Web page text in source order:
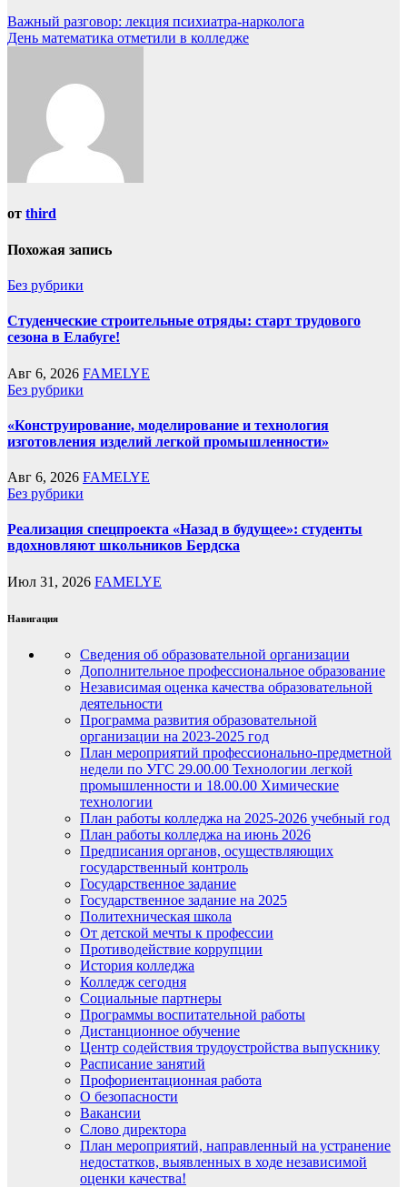
Важный разговор: лекция психиатра-нарколога
День математика отметили в колледже
от third
Похожая запись
Без рубрики
Студенческие строительные отряды: старт трудового
сезона в Елабуге!
Авг 6, 2026 FAMELYE
Без рубрики
«Конструирование, моделирование и технология
изготовления изделий легкой промышленности»
Авг 6, 2026 FAMELYE
Без рубрики
Реализация спецпроекта «Назад в будущее»: студенты
вдохновляют школьников Бердска
Июл 31, 2026 FAMELYE
Навигация
Сведения об образовательной организации
Дополнительное профессиональное образование
Независимая оценка качества образовательной
деятельности
Программа развития образовательной
организации на 2023-2025 год
План мероприятий профессионально-предметной
недели по УГС 29.00.00 Технологии легкой
промышленности и 18.00.00 Химические
технологии
План работы колледжа на 2025-2026 учебный год
План работы колледжа на июнь 2026
Предписания органов, осуществляющих
государственный контроль
Государственное задание
Государственное задание на 2025
Политехническая школа
От детской мечты к профессии
Противодействие коррупции
История колледжа
Колледж сегодня
Социальные партнеры
Программы воспитательной работы
Дистанционное обучение
Центр содействия трудоустройства выпускнику
Расписание занятий
Профориентационная работа
О безопасности
Вакансии
Слово директора
План мероприятий, направленный на устранение
недостатков, выявленных в ходе независимой
оценки качества!